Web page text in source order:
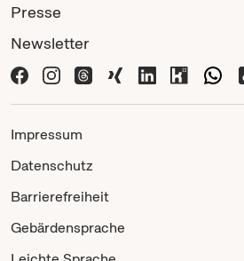
Presse
Newsletter
Impressum
Datenschutz
Barrierefreiheit
Gebärdensprache